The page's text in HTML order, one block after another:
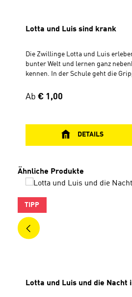
Lotta und Luis sind krank
Die Zwillinge Lotta und Luis
bunter Welt und lernen ganz
kennen. In der Schule geht die
aufmuntern kann. Denn krank sein
findet Lotta. Zum Glück geht es ihr
kreativ … Inhalt: Geschichte von Lotta und Luis
Regulärer Preis:
Ab € 1,00
DETAILS
Produktgalerie überspringen
Ähnliche Produkte
TIPP
Lotta und Luis und die Nacht